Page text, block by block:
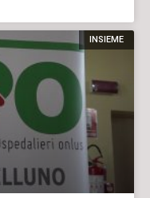
INSIEME